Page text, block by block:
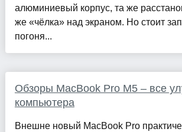
алюминиевый корпус, та же
же «чёлка» над экраном. Но стоит
погоня...
Обзоры MacBook Pro M5 – все
компьютера
Внешне новый MacBook Pro